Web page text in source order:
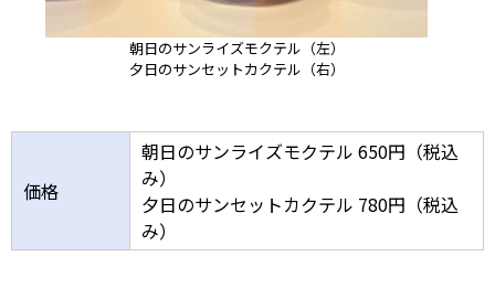
朝日のサンライズモクテル（左）
夕日のサンセットカクテル（右）
価格
朝日のサンライズモクテル 650円（税込
み）
夕日のサンセットカクテル 780円（税込
み）